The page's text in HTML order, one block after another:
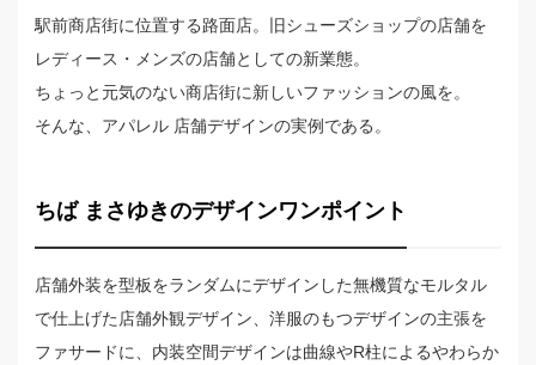
駅前商店街に位置する路面店。旧シューズショップの店舗を
レディース・メンズの店舗としての新業態。
ちょっと元気のない商店街に新しいファッションの風を。
そんな、アパレル 店舗デザインの実例である。
ちば まさゆきのデザインワンポイント
店舗外装を型板をランダムにデザインした無機質なモルタル
で仕上げた店舗外観デザイン、洋服のもつデザインの主張を
ファサードに、内装空間デザインは曲線やR柱によるやわらか